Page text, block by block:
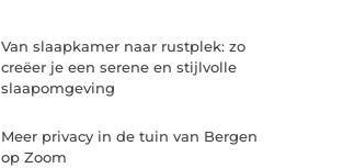
Van slaapkamer naar rustplek: zo
creëer je een serene en stijlvolle
slaapomgeving
Meer privacy in de tuin van Bergen
op Zoom